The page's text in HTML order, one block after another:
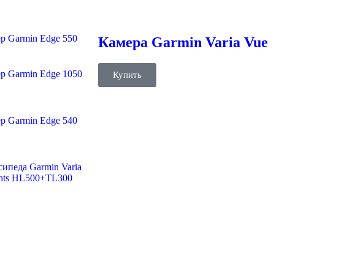
Garmin Edge 550
Garmin Edge 1050
Garmin Edge 540
Garmin Varia
HL500+TL300
Камера Garmin Varia Vue
Купить